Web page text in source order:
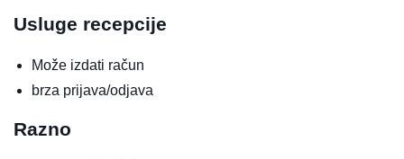
Usluge recepcije
Može izdati račun
brza prijava/odjava
Razno